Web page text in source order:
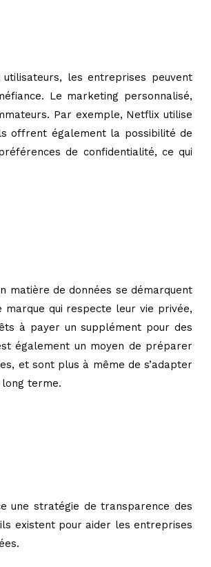
les entreprises peuvent
Le marketing personnalisé,
Par exemple, Netflix utilise
offrent également la possibilité de
de confidentialité, ce qui
matière de données se démarquent
qui respecte leur vie privée,
à payer un supplément pour des
également un moyen de préparer
et sont plus à même de s’adapter
long terme.
une stratégie de transparence des
existent pour aider les entreprises